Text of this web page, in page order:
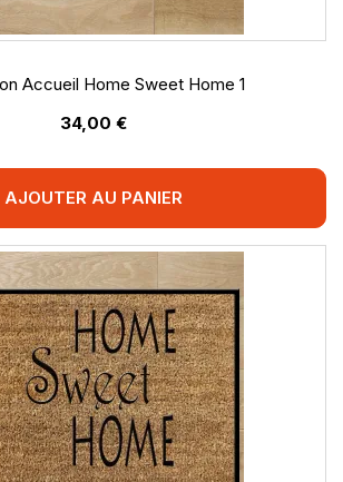
Accueil Home Sweet Home 1
34,00 €
AJOUTER AU PANIER